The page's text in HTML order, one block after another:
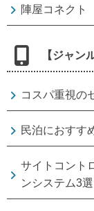
陣屋コネクト
【ジャン
コスパ重視の
民泊におすす
サイトコント
ンシステム3選